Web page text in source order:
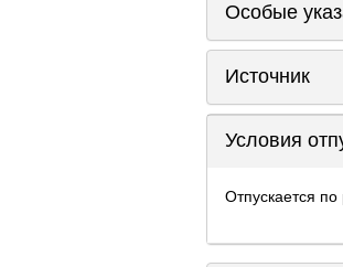
Особые
Источник
Условия
Отпускается по